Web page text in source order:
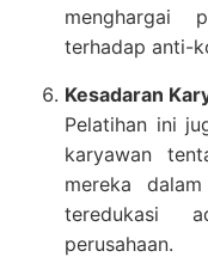
menghargai
terhadap anti-
Kesadaran
Pelatihan ini
karyawan
mereka
teredukasi
perusahaan.